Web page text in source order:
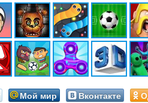
Мой мир Вконтакте